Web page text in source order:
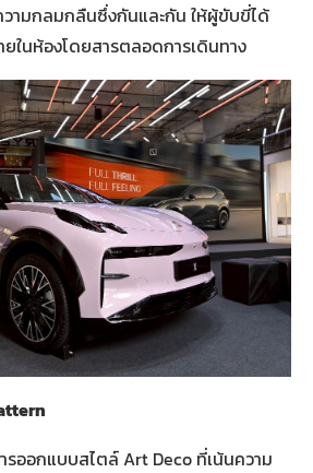
ามกลมกลืนซึ่งกันและกัน ให้ผู้ขับขี่ได้
ในห้องโดยสารตลอดการเดินทาง
รออกแบบสไตล์ Art Deco ที่เน้นความ